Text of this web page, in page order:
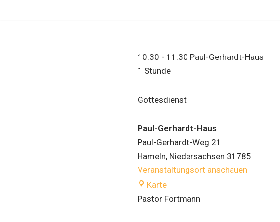
10:30 - 11:30 Paul-Gerhardt-Haus
1 Stunde
Gottesdienst
Paul-Gerhardt-Haus
Paul-Gerhardt-Weg 21
Hameln, Niedersachsen 31785
Veranstaltungsort anschauen
Karte
Pastor Fortmann